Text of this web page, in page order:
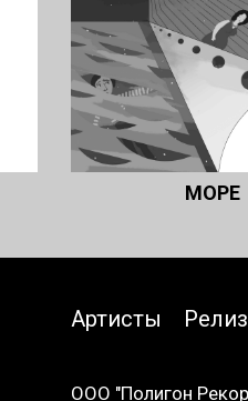
МОРЕ
Артисты
ООО "Полигон